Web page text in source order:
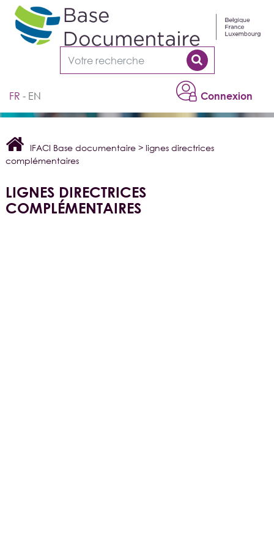
Connexion
FR EN
IFACI Base documentaire > lignes directrices
complémentaires
LIGNES DIRECTRICES
COMPLÉMENTAIRES
Cookies management panel